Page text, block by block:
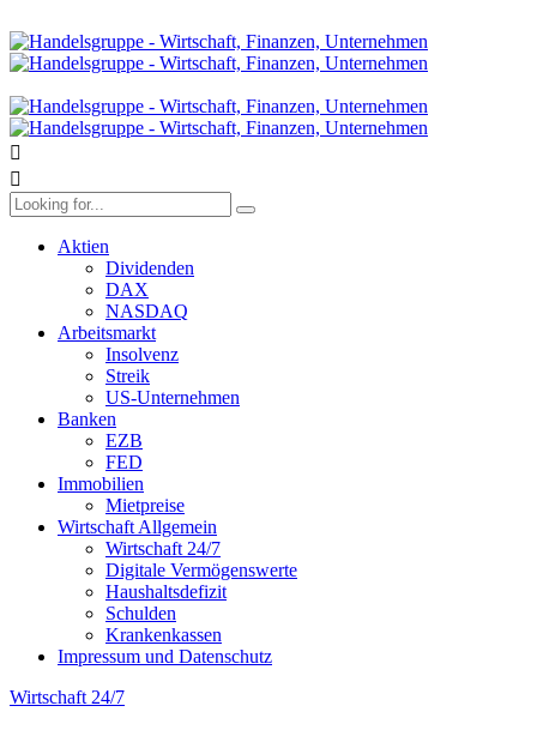
Aktien
Dividenden
DAX
NASDAQ
Arbeitsmarkt
Insolvenz
Streik
US-Unternehmen
Banken
EZB
FED
Immobilien
Mietpreise
Wirtschaft Allgemein
Wirtschaft 24/7
Digitale Vermögenswerte
Haushaltsdefizit
Schulden
Krankenkassen
Impressum und Datenschutz
Wirtschaft 24/7